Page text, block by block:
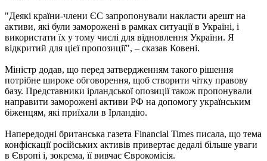
"Деякі країни-члени ЄС запропонували накласти арешт на
активи, які були заморожені в рамках ситуації в Україні, і
використати їх у тому числі для відновлення України. Я
відкритий для цієї пропозиції", – сказав Ковені.
Міністр додав, що перед затвердженням такого рішення
потрібне широке обговорення, щоб створити чітку правову
базу. Представники ірландської опозиції також пропонували
направити заморожені активи РФ на допомогу українським
біженцям, які приїхали в Ірландію.
Напередодні британська газета Financial Times писала, що тема
конфіскації російських активів привертає дедалі більше уваги
в Європі і, зокрема, її вивчає Єврокомісія.